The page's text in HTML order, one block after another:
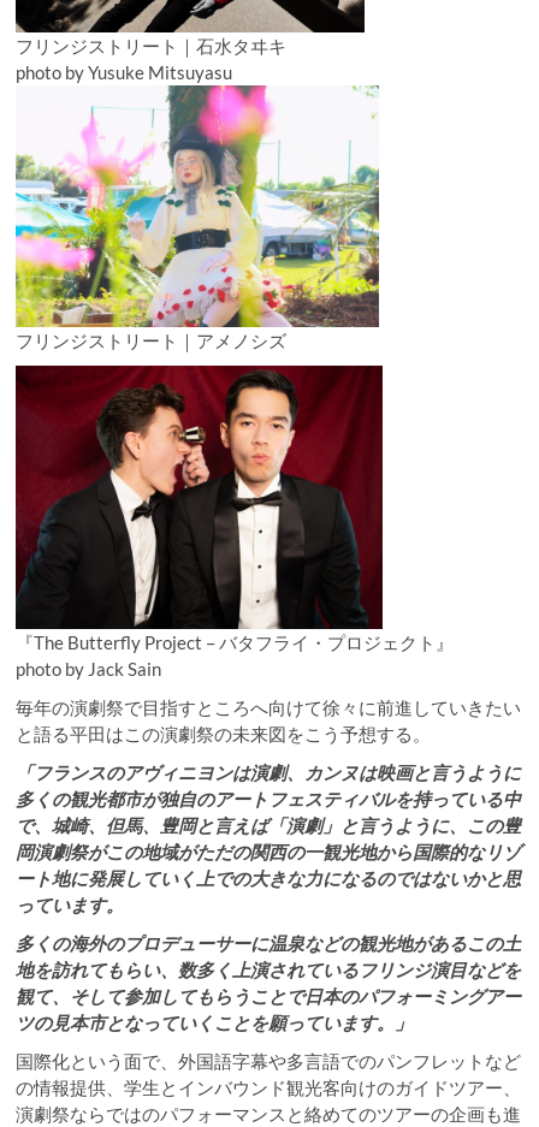
フリンジストリート｜石水タヰキ
photo by Yusuke Mitsuyasu
フリンジストリート｜アメノシズ
『The Butterfly Project – バタフライ・プロジェクト』
photo by Jack Sain
毎年の演劇祭で目指すところへ向けて徐々に前進していきたい
と語る平田はこの演劇祭の未来図をこう予想する。
「フランスのアヴィニヨンは演劇、カンヌは映画と言うように
多くの観光都市が独自のアートフェスティバルを持っている中
で、城崎、但馬、豊岡と言えば「演劇」と言うように、この豊
岡演劇祭がこの地域がただの関西の一観光地から国際的なリゾ
ート地に発展していく上での大きな力になるのではないかと思
っています。
多くの海外のプロデューサーに温泉などの観光地があるこの土
地を訪れてもらい、数多く上演されているフリンジ演目などを
観て、そして参加してもらうことで日本のパフォーミングアー
ツの見本市となっていくことを願っています。」
国際化という面で、外国語字幕や多言語でのパンフレットなど
の情報提供、学生とインバウンド観光客向けのガイドツアー、
演劇祭ならではのパフォーマンスと絡めてのツアーの企画も進